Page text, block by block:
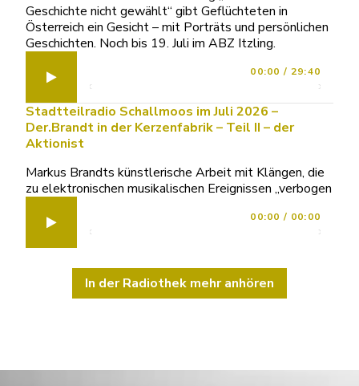
Geschichte nicht gewählt“ gibt Geflüchteten in
Österreich ein Gesicht – mit Porträts und persönlichen
Geschichten. Noch bis 19. Juli im ABZ Itzling.
00:00 / 29:40
Stadtteilradio Schallmoos im Juli 2026 –
Der.Brandt in der Kerzenfabrik – Teil II – der
Aktionist
Markus Brandts künstlerische Arbeit mit Klängen, die
zu elektronischen musikalischen Ereignissen „verbogen
00:00 / 00:00
In der Radiothek mehr anhören